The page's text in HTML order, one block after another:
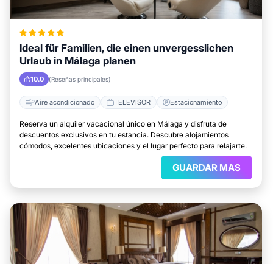
Ideal für Familien, die einen unvergesslichen
Urlaub in Málaga planen
10.0 (Reseñas principales)
Aire acondicionado TELEVISOR Estacionamiento
Reserva un alquiler vacacional único en Málaga y disfruta de
descuentos exclusivos en tu estancia. Descubre alojamientos
cómodos, excelentes ubicaciones y el lugar perfecto para relajarte.
GUARDAR MAS